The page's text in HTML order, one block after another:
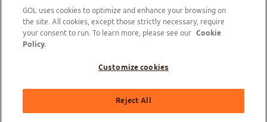
GOL Linhas Aéreas S.A - Praça Senador Salgado Filho, s/nº, Aeroporto Santos Dumont, térreo,
GOL uses cookies to optimize and enhance your browsing on
the site. All cookies, except those strictly necessary, require
your consent to run. To learn more, please see our
Cookie
Policy.
Customize cookies
Reject All